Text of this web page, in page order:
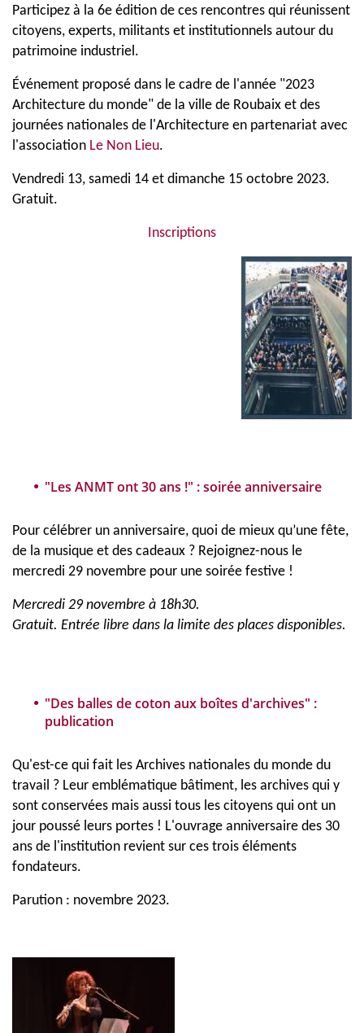
Participez à la 6e édition de ces rencontres qui réunissent
citoyens, experts, militants et institutionnels autour du
patrimoine industriel.
Événement proposé dans le cadre de l'année "2023
Architecture du monde" de la ville de Roubaix et des
journées nationales de l'Architecture en partenariat avec
l'association Le Non Lieu.
Vendredi 13, samedi 14 et dimanche 15 octobre 2023.
Gratuit.
Inscriptions
"Les ANMT ont 30 ans !" : soirée anniversaire
Pour célébrer un anniversaire, quoi de mieux qu’une fête,
de la musique et des cadeaux ? Rejoignez-nous le
mercredi 29 novembre pour une soirée festive !
Mercredi 29 novembre à 18h30.
Gratuit. Entrée libre dans la limite des places disponibles.
"Des balles de coton aux boîtes d'archives" :
publication
Qu'est-ce qui fait les Archives nationales du monde du
travail ? Leur emblématique bâtiment, les archives qui y
sont conservées mais aussi tous les citoyens qui ont un
jour poussé leurs portes ! L'ouvrage anniversaire des 30
ans de l'institution revient sur ces trois éléments
fondateurs.
Parution : novembre 2023.